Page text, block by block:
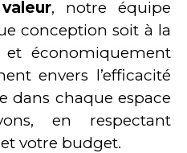
, notre équipe
conception soit à la
économiquement
envers l’efficacité
dans chaque espace
en respectant
votre budget.